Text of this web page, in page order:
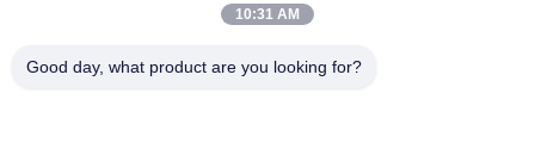
10:31 AM
Good day, what product are you looking for?